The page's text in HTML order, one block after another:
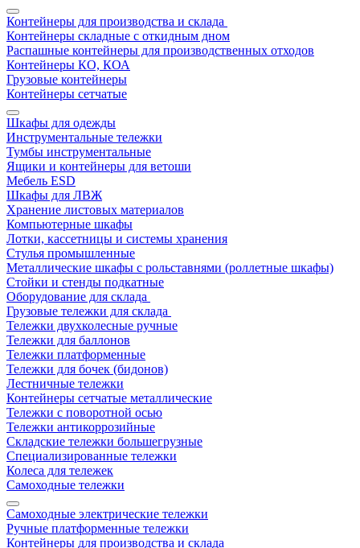
Контейнеры для производства и склада
Контейнеры складные с откидным дном
Распашные контейнеры для производственных отходов
Контейнеры КО, КОА
Грузовые контейнеры
Контейнеры сетчатые
Шкафы для одежды
Инструментальные тележки
Тумбы инструментальные
Ящики и контейнеры для ветоши
Мебель ESD
Шкафы для ЛВЖ
Хранение листовых материалов
Компьютерные шкафы
Лотки, кассетницы и системы хранения
Стулья промышленные
Металлические шкафы с рольставнями (роллетные шкафы)
Стойки и стенды подкатные
Оборудование для склада
Грузовые тележки для склада
Тележки двухколесные ручные
Тележки для баллонов
Тележки платформенные
Тележки для бочек (бидонов)
Лестничные тележки
Контейнеры сетчатые металлические
Тележки с поворотной осью
Тележки антикоррозийные
Складские тележки большегрузные
Специализированные тележки
Колеса для тележек
Самоходные тележки
Самоходные электрические тележки
Ручные платформенные тележки
Контейнеры для производства и склада